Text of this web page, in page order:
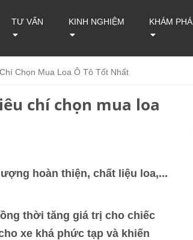
TƯ VẤN KINH NGHIỆM KHÁM PHÁ
Chọn Mua Loa Ô Tô Tốt Nhất
chí chọn mua loa
hoàn thiện, chất liệu loa,...
thời tăng giá trị cho chiếc
xe khá phức tạp và khiến